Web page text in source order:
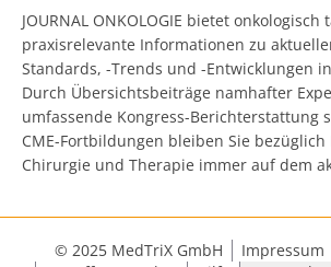
JOURNAL ONKOLOGIE bietet
praxisrelevante Informationen zu
Standards, -Trends und -Entwicklungen
Durch Übersichtsbeiträge namhafter
umfassende Kongress-Berichterstattung
CME-Fortbildungen bleiben Sie bezüglich
Chirurgie und Therapie immer auf dem
© 2025 MedTriX GmbH Impressum